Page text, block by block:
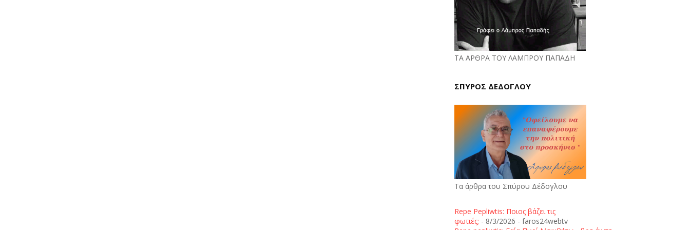
ΤΑ ΑΡΘΡΑ ΤΟΥ ΛΑΜΠΡΟΥ ΠΑΠΑΔΗ
ΣΠΥΡΟΣ ΔΕΔΟΓΛΟΥ
Τα άρθρα του Σπύρου Δέδογλου
Repe Pepliwtis: Ποιος βάζει τις
φωτιές; - 8/3/2026 - faros24webtv